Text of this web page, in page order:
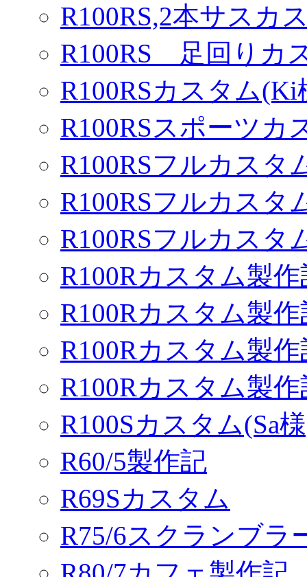
R100RS,2本サスカ
R100RS 足回りカ
R100RSカスタム(Ki
R100RSスポーツカ
R100RSフルカスタ
R100RSフルカスタ
R100RSフルカスタ
R100Rカスタム製作
R100Rカスタム製作
R100Rカスタム製作
R100Rカスタム製
R100Sカスタム(Sa
R60/5製作記
R69Sカスタム
R75/6スクランブラ